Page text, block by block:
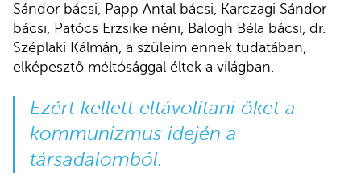
Sándor bácsi, Papp Antal bácsi, Karczagi Sándor
bácsi, Patócs Erzsike néni, Balogh Béla bácsi, dr.
Széplaki Kálmán, a szüleim ennek tudatában,
elképesztő méltósággal éltek a világban.
Ezért kellett eltávolítani őket a
kommunizmus idején a
társadalomból.